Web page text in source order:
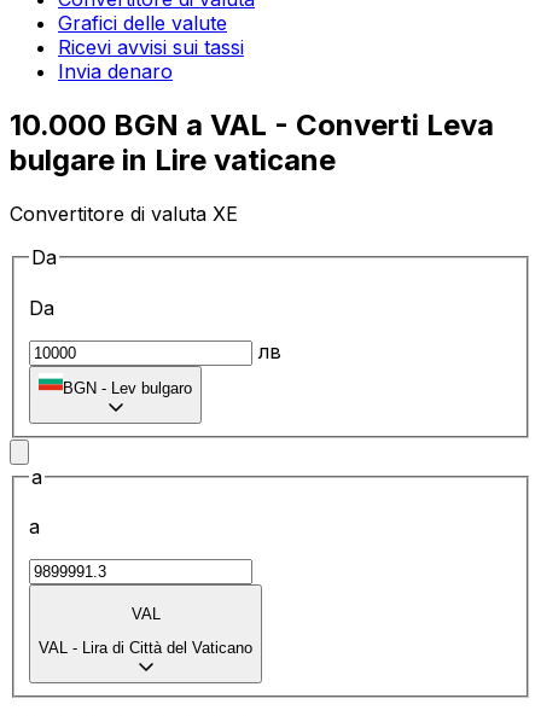
Grafici delle valute
Ricevi avvisi sui tassi
Invia denaro
10.000 BGN a VAL - Converti Leva
bulgare in Lire vaticane
Convertitore di valuta XE
Da
Da
лв
BGN - Lev bulgaro
a
a
VAL
VAL - Lira di Città del Vaticano